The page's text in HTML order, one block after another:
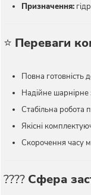
Призначення:
⭐ Переваги
Повна
Надійне
Стабільна робота
Якісні
Скорочення часу
???? Сфера